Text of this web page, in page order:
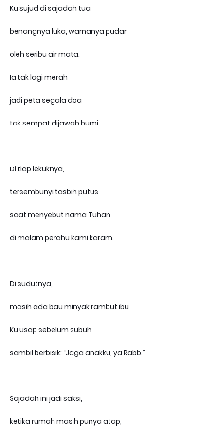
Ku sujud di sajadah tua,
benangnya luka, warnanya pudar
oleh seribu air mata.
Ia tak lagi merah
jadi peta segala doa
tak sempat dijawab bumi.
Di tiap lekuknya,
tersembunyi tasbih putus
saat menyebut nama Tuhan
di malam perahu kami karam.
Di sudutnya,
masih ada bau minyak rambut ibu
Ku usap sebelum subuh
sambil berbisik: “Jaga anakku, ya Rabb.”
Sajadah ini jadi saksi,
ketika rumah masih punya atap,